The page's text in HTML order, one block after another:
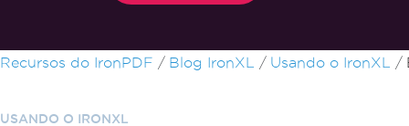
Ir para o conteúdo do rodapé
Recursos do IronPDF Blog IronXL Usando o IronXL
USANDO O IRONXL